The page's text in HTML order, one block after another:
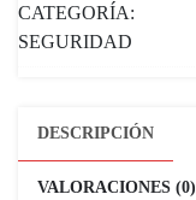
SERIES
4
CATEGORÍA:
SEGURIDAD
DESCRIPCIÓN
VALORACIONES (0)